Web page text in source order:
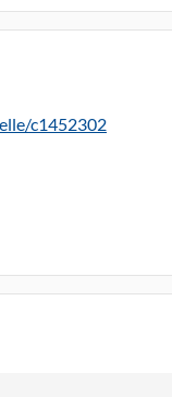
c1452302